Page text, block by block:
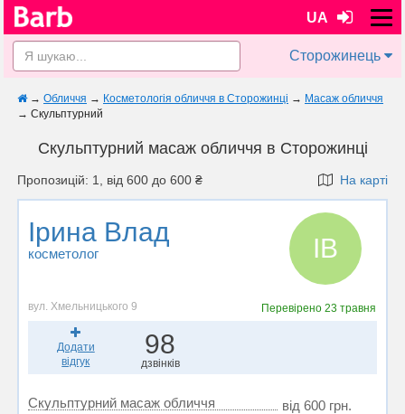
UA
Сторожинець
→ Обличчя → Косметологія обличчя в Сторожинці → Масаж обличчя
→ Скульптурний
Скульптурний масаж обличчя в Сторожинці
Пропозицій: 1, від 600 до 600 ₴ На карті
Ірина Влад
косметолог ІВ
вул. Хмельницького 9 Перевірено23 травня
Додати
відгук
98
дзвінків
Скульптурний масаж обличчя від 600 грн.